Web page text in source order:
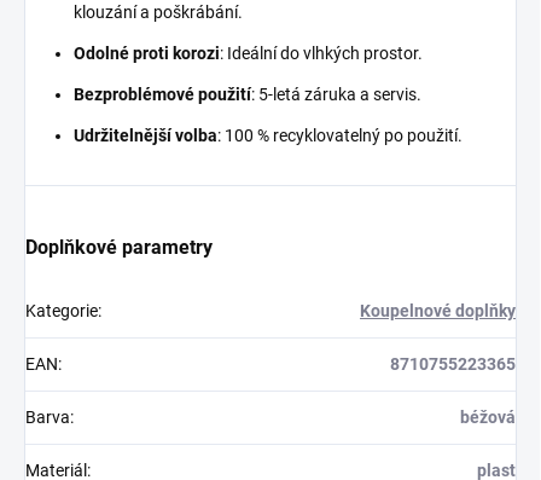
klouzání a poškrábání.
Odolné proti korozi: Ideální do vlhkých prostor.
Bezproblémové použití: 5-letá záruka a servis.
Udržitelnější volba: 100 % recyklovatelný po použití.
Doplňkové parametry
Kategorie: Koupelnové doplňky
EAN: 8710755223365
Barva: béžová
Materiál : plast